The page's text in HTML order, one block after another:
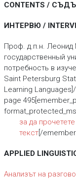
CONTENTS /
ИНТЕРВЮ /
Проф. д.п.н. Леонид
государственный
потребность в
Saint Petersburg
Learning Languages]/
page
за да
текст[/
APPLIED
Анализът на